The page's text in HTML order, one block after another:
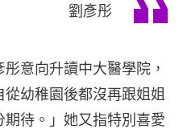
劉彥彤
意向升讀中大醫學院，
幼稚園後都沒再跟姐姐
待。」她又指特別喜愛